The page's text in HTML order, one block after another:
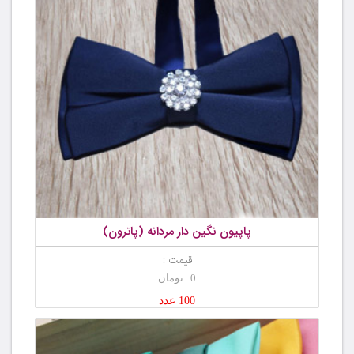
پاپیون نگین دار مردانه (پاترون)
قیمت :
0 تومان
100 عدد